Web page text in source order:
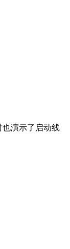
也演示了启动线